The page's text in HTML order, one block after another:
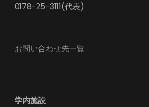
0178-25-3111(代表)
お問い合わせ先一覧
学内施設